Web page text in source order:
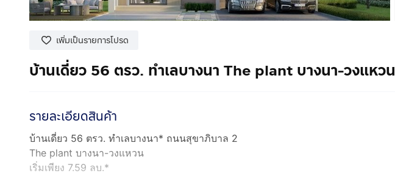
เพิ่มเป็นรายการโปรด
บ้านเดี่ยว 56 ตรว. ทำเลบางนา The plant บางนา-วงแหวน
รายละเอียดสินค้า
บ้านเดี่ยว 56 ตรว. ทำเลบางนา* ถนนสุขาภิบาล 2
The plant บางนา-วงแหวน
เริ่มเพียง 7.59 ลบ.*